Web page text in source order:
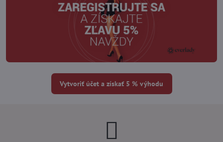
Vytvoriť účet a získať 5 % výhodu